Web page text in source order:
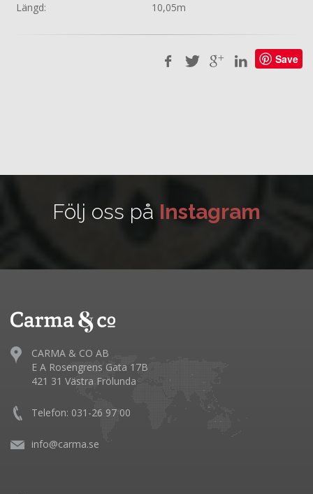
Längd:
10,05m
Save
Följ oss på Instagram
CARMA & CO AB
E A Rosengrens Gata 17B
421 31 Västra Frölunda
Telefon: 031-26 97 00
info@carma.se